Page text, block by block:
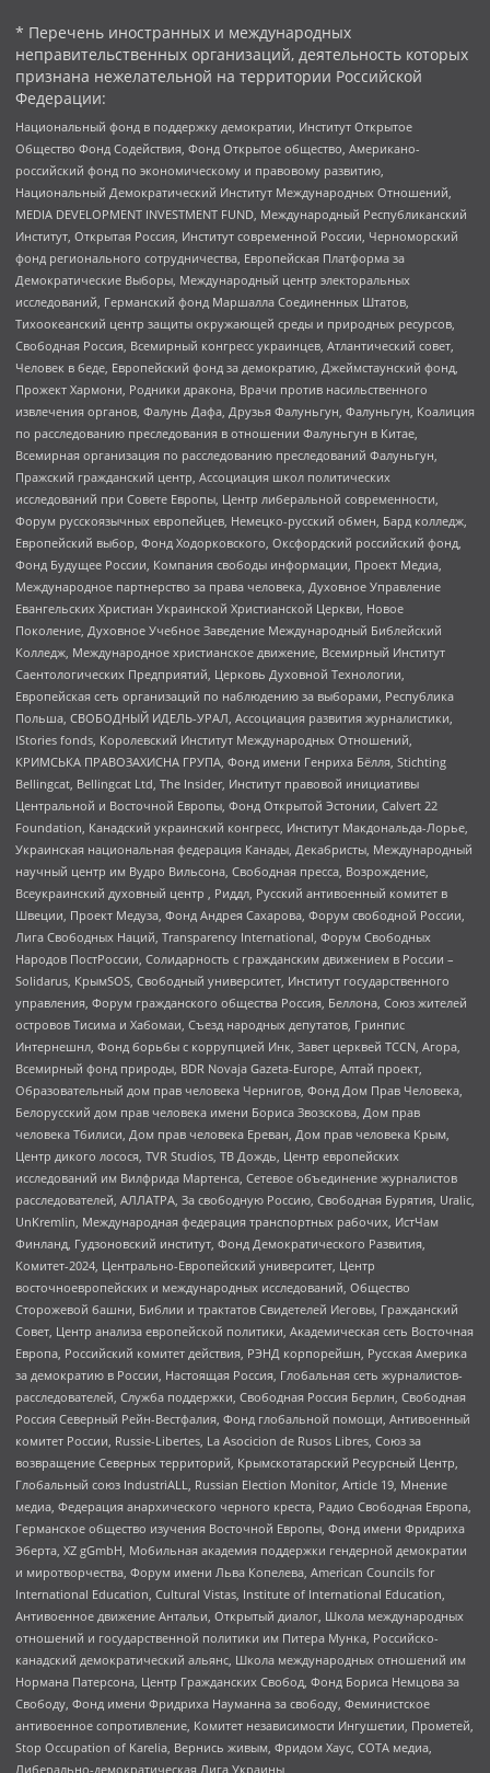
* Перечень иностранных и международных
неправительственных организаций, деятельность которых
признана нежелательной на территории Российской
Федерации:
Национальный фонд в поддержку демократии, Институт Открытое
Общество Фонд Содействия, Фонд Открытое общество, Американо-
российский фонд по экономическому и правовому развитию,
Национальный Демократический Институт Международных Отношений,
MEDIA DEVELOPMENT INVESTMENT FUND, Международный Республиканский
Институт, Открытая Россия, Институт современной России, Черноморский
фонд регионального сотрудничества, Европейская Платформа за
Демократические Выборы, Международный центр электоральных
исследований, Германский фонд Маршалла Соединенных Штатов,
Тихоокеанский центр защиты окружающей среды и природных ресурсов,
Свободная Россия, Всемирный конгресс украинцев, Атлантический совет,
Человек в беде, Европейский фонд за демократию, Джеймстаунский фонд,
Прожект Хармони, Родники дракона, Врачи против насильственного
извлечения органов, Фалунь Дафа, Друзья Фалуньгун, Фалуньгун, Коалиция
по расследованию преследования в отношении Фалуньгун в Китае,
Всемирная организация по расследованию преследований Фалуньгун,
Пражский гражданский центр, Ассоциация школ политических
исследований при Совете Европы, Центр либеральной современности,
Форум русскоязычных европейцев, Немецко-русский обмен, Бард колледж,
Европейский выбор, Фонд Ходорковского, Оксфордский российский фонд,
Фонд Будущее России, Компания свободы информации, Проект Медиа,
Международное партнерство за права человека, Духовное Управление
Евангельских Христиан Украинской Христианской Церкви, Новое
Поколение, Духовное Учебное Заведение Международный Библейский
Колледж, Международное христианское движение, Всемирный Институт
Саентологических Предприятий, Церковь Духовной Технологии,
Европейская сеть организаций по наблюдению за выборами, Республика
Польша, СВОБОДНЫЙ ИДЕЛЬ-УРАЛ, Ассоциация развития журналистики,
IStories fonds, Королевский Институт Международных Отношений,
КРИМСЬКА ПРАВОЗАХИСНА ГРУПА, Фонд имени Генриха Бёлля, Stichting
Bellingcat, Bellingcat Ltd, The Insider, Институт правовой инициативы
Центральной и Восточной Европы, Фонд Открытой Эстонии, Calvert 22
Foundation, Канадский украинский конгресс, Институт Макдональда-Лорье,
Украинская национальная федерация Канады, Декабристы, Международный
научный центр им Вудро Вильсона, Свободная пресса, Возрождение,
Всеукраинский духовный центр , Риддл, Русский антивоенный комитет в
Швеции, Проект Медуза, Фонд Андрея Сахарова, Форум свободной России,
Лига Свободных Наций, Transparеncy International, Форум Свободных
Народов ПостРоссии, Солидарность с гражданским движением в России –
Solidarus, КрымSOS, Свободный университет, Институт государственного
управления, Форум гражданского общества Россия, Беллона, Союз жителей
островов Тисима и Хабомаи, Съезд народных депутатов, Гринпис
Интернешнл, Фонд борьбы с коррупцией Инк, Завет церквей TCCN, Агора,
Всемирный фонд природы, BDR Novaja Gazeta-Europe, Алтай проект,
Образовательный дом прав человека Чернигов, Фонд Дом Прав Человека,
Белорусский дом прав человека имени Бориса Звозскова, Дом прав
человека Тбилиси, Дом прав человека Ереван, Дом прав человека Крым,
Центр дикого лосося, TVR Studios, ТВ Дождь, Центр европейских
исследований им Вилфрида Мартенса, Сетевое объединение журналистов
расследователей, АЛЛАТРА, За свободную Россию, Свободная Бурятия, Uralic,
UnKremlin, Международная федерация транспортных рабочих, ИстЧам
Финланд, Гудзоновский институт, Фонд Демократического Развития,
Комитет-2024, Центрально-Европейский университет, Центр
восточноевропейских и международных исследований, Общество
Сторожевой башни, Библии и трактатов Свидетелей Иеговы, Гражданский
Совет, Центр анализа европейской политики, Академическая сеть Восточная
Европа, Российский комитет действия, РЭНД корпорейшн, Русская Америка
за демократию в России, Настоящая Россия, Глобальная сеть журналистов-
расследователей, Служба поддержки, Свободная Россия Берлин, Свободная
Россия Северный Рейн-Вестфалия, Фонд глобальной помощи, Антивоенный
комитет России, Russie-Libertes, La Asocicion de Rusos Libres, Союз за
возвращение Северных территорий, Крымскотатарский Ресурсный Центр,
Глобальный союз IndustriALL, Russian Election Monitor, Article 19, Мнение
медиа, Федерация анархического черного креста, Радио Свободная Европа,
Германское общество изучения Восточной Европы, Фонд имени Фридриха
Эберта, XZ gGmbH, Мобильная академия поддержки гендерной демократии
и миротворчества, Форум имени Льва Копелева, American Councils for
International Education, Cultural Vistas, Institute of International Education,
Антивоенное движение Антальи, Открытый диалог, Школа международных
отношений и государственной политики им Питера Мунка, Российско-
канадский демократический альянс, Школа международных отношений им
Нормана Патерсона, Центр Гражданских Свобод, Фонд Бориса Немцова за
Свободу, Фонд имени Фридриха Науманна за свободу, Феминистское
антивоенное сопротивление, Комитет независимости Ингушетии, Прометей,
Stop Occupation of Karelia, Вернись живым, Фридом Хаус, СОТА медиа,
Либерально-демократическая Лига Украины